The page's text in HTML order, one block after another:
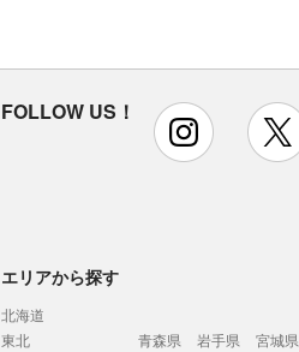
FOLLOW US！ instagram
エリアから探す
北海道
東北
青森県 岩手県 宮城県